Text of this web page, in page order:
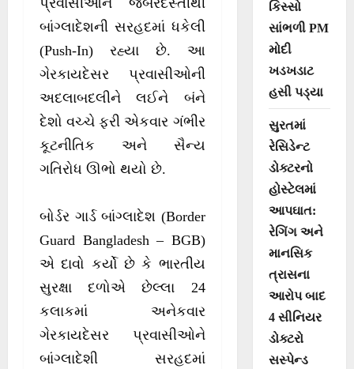
પ્રવાસીઓને જબરદસ્તીથી
બાંગ્લાદેશની સરહદમાં ધકેલી
(Push-In) રહ્યા છે. આ
ગેરકાયદેસર પ્રવાસીઓની
અદલાબદલીને લઈને બંને
દેશો વચ્ચે ફરી એકવાર ગંભીર
કૂટનીતિક અને સૈન્ય
ગતિરોધ ઊભો થયો છે.
બોર્ડર ગાર્ડ બાંગ્લાદેશ (Border
Guard Bangladesh – BGB)
એ દાવો કર્યો છે કે ભારતીય
સુરક્ષા દળોએ છેલ્લા 24
કલાકમાં અનેકવાર
ગેરકાયદેસર પ્રવાસીઓને
બાંગ્લાદેશી સરહદમાં
કિસ્સો
સાંભળી PM
મોદી
ખડખડાટ
હસી પડ્યા
સુરતમાં
રેસિડેન્ટ
ડોક્ટરનો
હોસ્ટેલમાં
આપઘાત:
રેગિંગ અને
માનસિક
ત્રાસના
આરોપ બાદ
4 સીનિયર
ડોક્ટરો
સસ્પેન્ડ